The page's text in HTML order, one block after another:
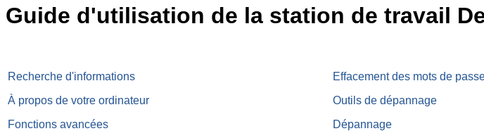
Guide d'utilisation de la station de travail
Recherche d'informations
À propos de votre ordinateur
Fonctions avancées
Effacement des mots de
Outils de dépannage
Dépannage